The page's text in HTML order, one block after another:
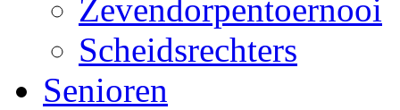
Zevendorpentoernooi
Scheidsrechters
Senioren